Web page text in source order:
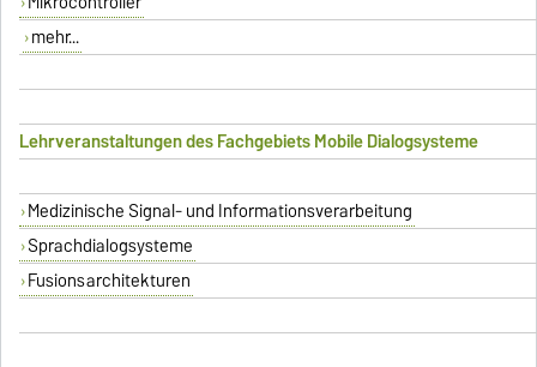
mehr...
Lehrveranstaltungen des Fachgebiets Mobile Dialogsysteme
Medizinische Signal- und Informationsverarbeitung
Sprachdialogsysteme
Fusionsarchitekturen